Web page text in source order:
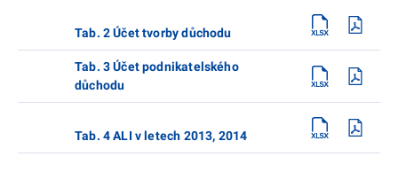
Tab. 2 Účet tvorby důchodu
Tab. 3 Účet podnikatelského
důchodu
Tab. 4 ALI v letech 2013, 2014